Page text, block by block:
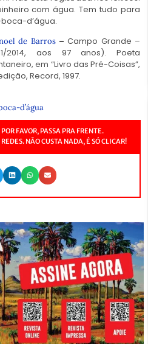
com água. Tem tudo para
d’água.
de Barros–Campo Grande –
2014, aos 97 anos). Poeta
em “Livro das Pré-Coisas”,
Record, 1997.
d’água
FAVOR, PASSA PRA FRENTE.
NÃO CUSTA NADA, É SÓ CLICAR!